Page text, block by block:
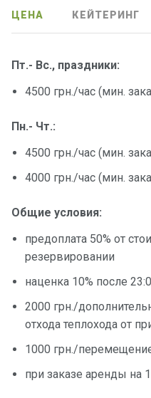
ЦЕНА КЕЙТЕРИНГ
Пт.- Вс., праздники:
4500 грн./час (мин.
Пн.- Чт.:
4500 грн./час (мин.
4000 грн./час (мин.
Общие условия:
предоплата 50% от
резервировании
наценка 10% после
2000 грн./
отхода теплохода от
1000 грн./
при заказе аренды на
Подаро
сертиф
Развле
Речные
и
Отзывы
Контакт
ы